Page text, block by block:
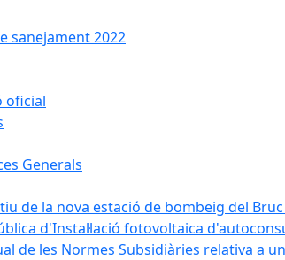
sanejament 2022
oficial
Generals
de la nova estació de bombeig del Bruc
d'Instal·lació fotovoltaica
de les Normes Subsidiàries relativa a